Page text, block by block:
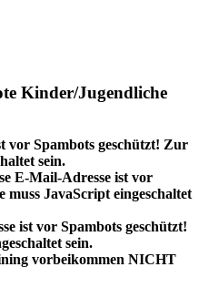
Kinder/Jugendliche
vor Spambots geschützt! Zur
sein.
E-Mail-Adresse ist vor
muss JavaScript eingeschaltet
ist vor Spambots geschützt!
sein.
vorbeikommen NICHT